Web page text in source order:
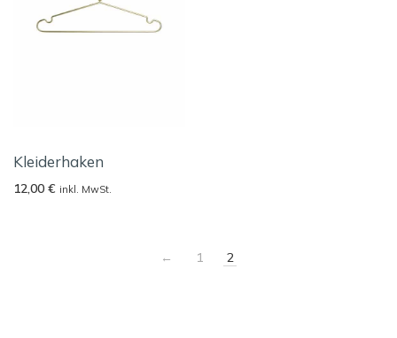
Kleiderhaken
12,00 € inkl. MwSt.
← 1 2